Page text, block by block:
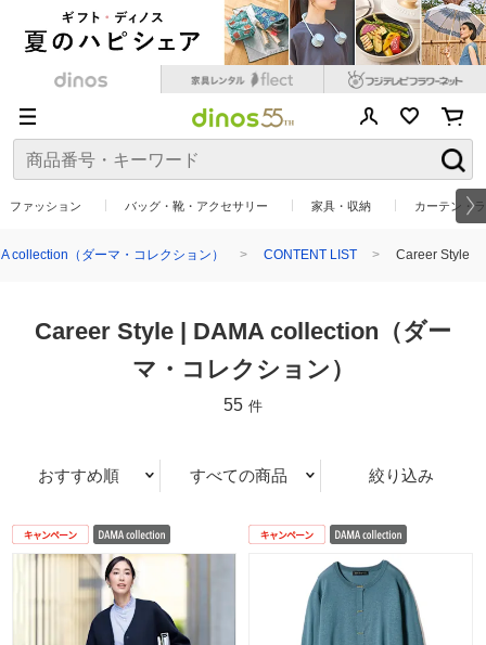
ファッション バッグ・靴・アクセサリー 家具・収納 カーテン・
collection（ダーマ・コレクション） CONTENT LIST Career Style
Career Style | DAMA collection（ダー
マ・コレクション）
55 件
おすすめ順 すべての商品 絞り込み